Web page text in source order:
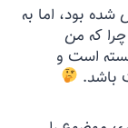
بود، اما به
که من
است و
باشد.